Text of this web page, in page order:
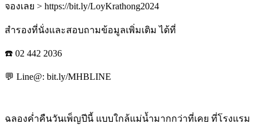
จองเลย > https://bit.ly/LoyKrathong2024
สำรองที่นั่งและสอบถามข้อมูลเพิ่มเติม ได้ที่
☎️ 02 442 2036
💬 Line@: bit.ly/MHBLINE
ฉลองค่ำคืนวันเพ็ญปีนี้ แบบใกล้แม่น้ำมากกว่าที่เคย ที่โรงแรม